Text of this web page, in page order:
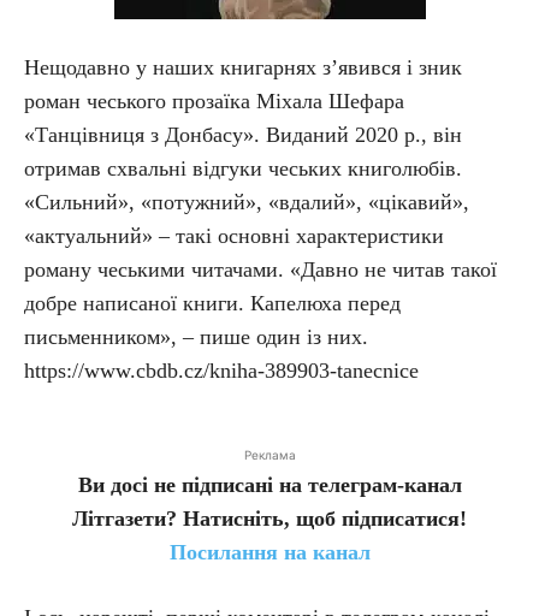
Нещодавно у наших книгарнях з’явився і зник
роман чеського прозаїка Міхала Шефара
«Танцівниця з Донбасу». Виданий 2020 р., він
отримав схвальні відгуки чеських книголюбів.
«Сильний», «потужний», «вдалий», «цікавий»,
«актуальний» – такі основні характеристики
роману чеськими читачами. «Давно не читав такої
добре написаної книги. Капелюха перед
письменником», – пише один із них.
https://www.cbdb.cz/kniha-389903-tanecnice
Реклама
Ви досі не підписані на телеграм-канал
Літгазети? Натисніть, щоб підписатися!
Посилання на канал